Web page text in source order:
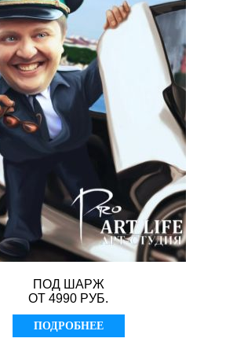
ПОД ШАРЖ
ОТ 4990 РУБ.
ПОДРОБНЕЕ